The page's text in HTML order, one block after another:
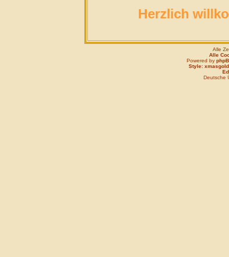
Herzlich
Alle
Alle
Powered by
Style: xmasgold
Deutsche